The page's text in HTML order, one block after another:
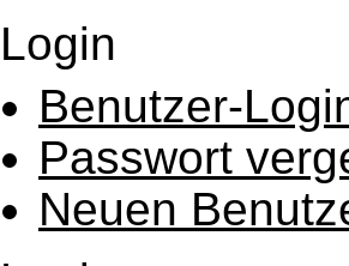
Login
Benutzer-
Passwort
Neuen